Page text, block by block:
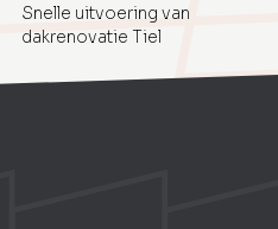
Snelle uitvoering van
dakrenovatie Tiel